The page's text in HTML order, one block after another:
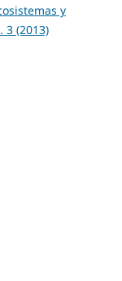
y
3 (2013)